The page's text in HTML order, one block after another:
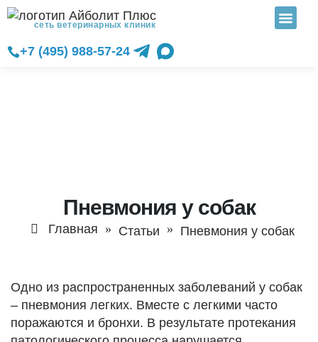
сеть ветеринарных клиник
+7 (495) 988-57-24
Пневмония у собак
Главная Статьи Пневмония у собак
Одно из распространенных заболеваний у собак
– пневмония легких. Вместе с легкими часто
поражаются и бронхи. В результате протекания